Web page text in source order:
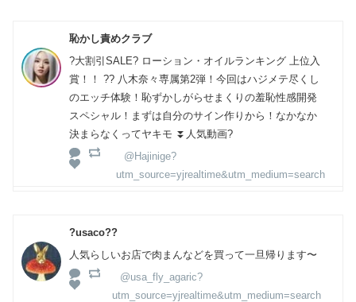
恥かし責めクラブ
?大割引SALE? ローション・オイルランキング 上位入
賞！！ ?? 八木奈々専属第2弾！今回はハジメテ尽くし
のエッチ体験！恥ずかしがらせまくりの羞恥性感開発
スペシャル！まずは自分のサイン作りから！なかなか
決まらなくってヤキモ ⏬️人気動画?
@Hajinige?
utm_source=yjrealtime&utm_medium=search
?usaco??
人気らしいお店で肉まんなどを買って一旦帰ります〜
@usa_fly_agaric?
utm_source=yjrealtime&utm_medium=search